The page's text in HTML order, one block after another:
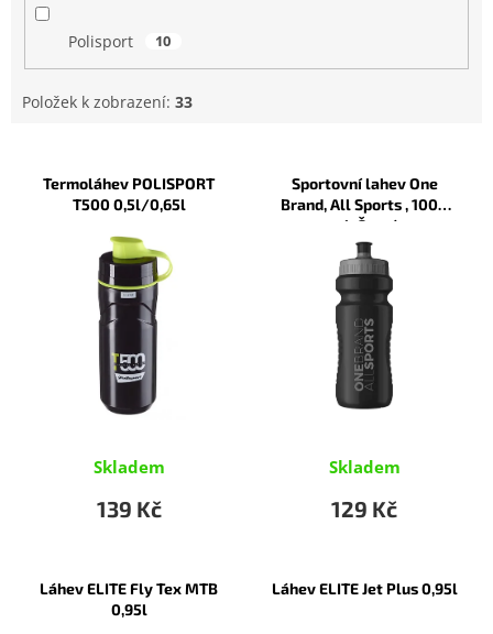
Polisport 10
Položek k zobrazení: 33
Termoláhev POLISPORT
T500 0,5l/0,65l
Skladem
139 Kč
Sportovní lahev One
Brand, All Sports , 1000
ml, Černá
Skladem
129 Kč
Láhev ELITE Fly Tex MTB
0,95l
Láhev ELITE Jet Plus 0,95l